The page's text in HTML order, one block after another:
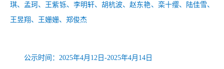
琪、 孟珂 、 王紫铄、 李明轩、 胡杭波、赵东艳 、 栾十缨、 陆佳雪、
王昱翔 、 王姗姗、 郑俊杰
公示时间： 2025年4月 12 日 -2025年4月 14 日